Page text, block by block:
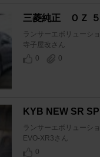
三菱純正 ＯＺ ５
ランサーエボリューシ
寺子屋改さん
0
0
KYB NEW SR
ランサーエボリューシ
EVO-XR3さん
0